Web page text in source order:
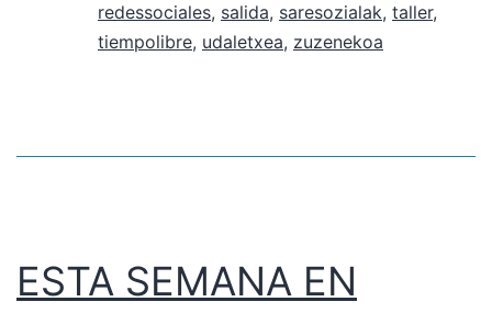
redessociales, salida, saresozialak, taller,
tiempolibre, udaletxea, zuzenekoa
ESTA SEMANA EN